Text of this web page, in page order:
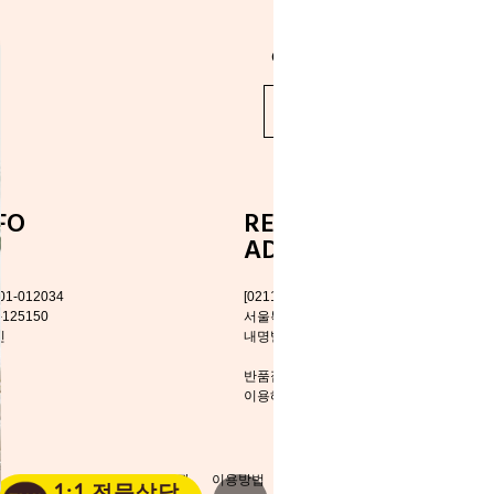
@www_elenaheim_com
012034
125150
RETURN DELIVERY
ADDRESS
[02118]
서울특별시 중랑구 망우로26길 103
내명빌딩 1층 엘레나하임
반품접수는 로젠택배를
이용해주세요.
회사소개 이용약관 이용방법